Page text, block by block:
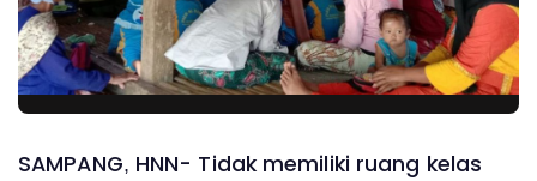
SAMPANG, HNN- Tidak memiliki ruang kelas